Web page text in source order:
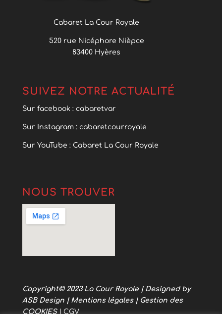
Cabaret La Cour Royale
520 rue Nicéphore Nièpce
83400 Hyères
SUIVEZ NOTRE ACTUALITÉ
Sur facebook : cabaretvar
Sur Instagram : cabaretcourroyale
Sur YouTube : Cabaret La Cour Royale
NOUS TROUVER
Copyright© 2023 La Cour Royale| Designed by
ASB Design | Mentions légales | Gestion des
COOKIES
CGV